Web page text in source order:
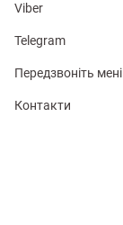
Viber
Telegram
Передзвоніть мені
Контакти